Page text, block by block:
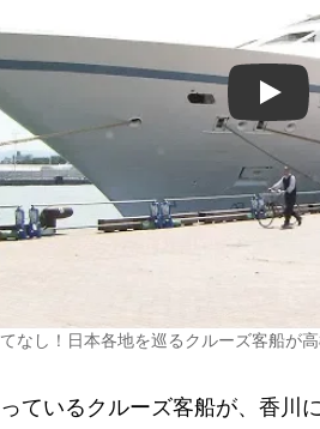
Play
なし！日本各地を巡るクルーズ客船が
ているクルーズ客船が、香川